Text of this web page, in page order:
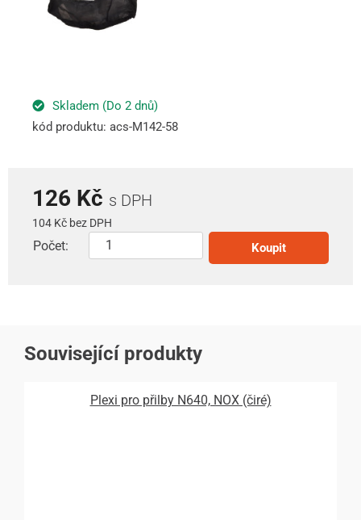
Skladem (Do 2 dnů)
kód produktu: acs-M142-58
126 Kč s DPH
104 Kč bez DPH
Počet: Koupit
Související produkty
Plexi pro přilby N640, NOX (čiré)